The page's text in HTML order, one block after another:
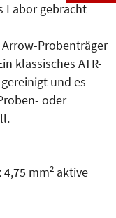
Labor gebracht
Probenträger
klassisches ATR-
und es
oder
4,75 mm2 aktive